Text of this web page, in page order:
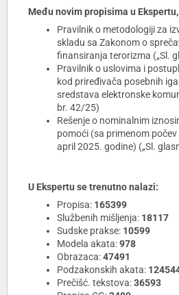
Među novim propisima u
Pravilnik o metodologiji za
skladu sa Zakonom o
finansiranja terorizma („Sl.
Pravilnik o uslovima i
kod priređivača posebnih
sredstava elektronske
br. 42/25)
Rešenje o nominalnim
pomoći (sa primenom
april 2025. godine) („Sl.
U Ekspertu se trenutno nalazi:
Propisa: 165399
Službenih mišljenja: 18117
Sudske prakse: 10599
Modela akata:978
Obrazaca:47491
Podzakonskih akata:
Prečišć. tekstova:36593